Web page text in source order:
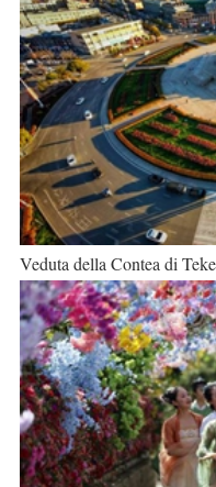
Veduta della Contea di